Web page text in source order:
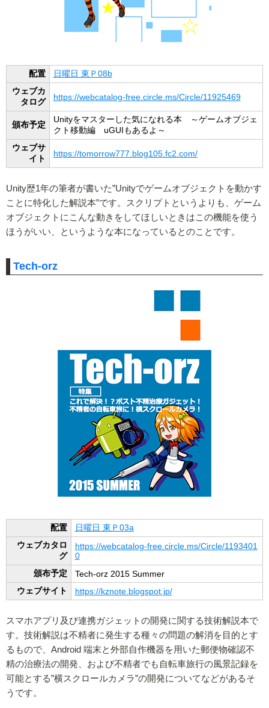
配置
日曜日 東Ｐ08b
ウェブカ
タログ
https://webcatalog-free.circle.ms/Circle/11925469
頒布予定
Unityをマスターした気になれる本 ～ゲームオブジェ
クト移動編 uGUIもあるよ～
ウェブサ
イト
https://tomorrow777.blog105.fc2.com/
Unity歴1年の筆者が書いた”Unityでゲームオブジェクトを動かす
ことに特化した解説本”です。スクリプトというよりも、ゲーム
オブジェクトにこんな動きをしてほしいときはこの機能を使う
ほうがいい、というような本になっているとのことです。
Tech-orz
配置
日曜日 東Ｐ03a
ウェブカタロ
グ
https://webcatalog-free.circle.ms/Circle/1193401
0
頒布予定
Tech-orz 2015 Summer
ウェブサイト
https://kznote.blogspot.jp/
スマホアプリ及び連携ガジェットの開発に関する技術解説本で
す。技術解説は不精者に発生する種々の問題の解消を目的とす
るもので、Android 端末と外部自作機器を用いた郵便物確認不
精の治療法の開発、および不精者でも自転車旅行の風景記録を
可能とする”横スクロールカメラ”の開発についてなどがあるそ
うです。